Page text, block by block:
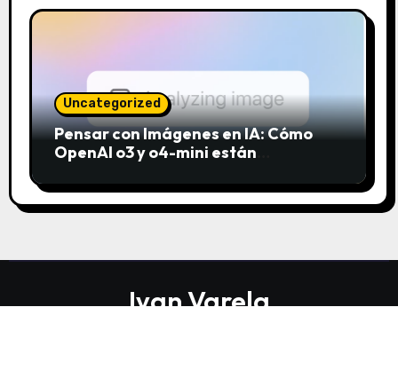
Uncategorized
Pensar con Imágenes en IA: Cómo
OpenAI o3 y o4-mini están
Ivan Varela